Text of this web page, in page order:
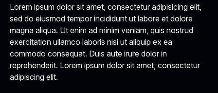
Lorem ipsum dolor sit amet, consectetur adipisicing elit,
sed do eiusmod tempor incididunt ut labore et dolore
magna aliqua. Ut enim ad minim veniam, quis nostrud
exercitation ullamco laboris nisi ut aliquip ex ea
commodo consequat. Duis aute irure dolor in
reprehenderit. Lorem ipsum dolor sit amet, consectetur
adipiscing elit.